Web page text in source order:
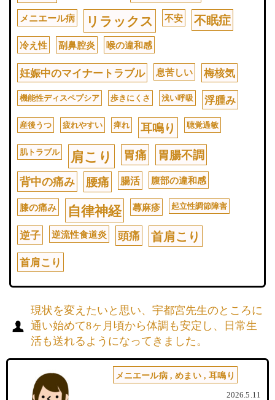
メニエール病 リラックス 不安 不眠症
冷え性 副鼻腔炎 喉の違和感
妊娠中のマイナートラブル 息苦しい 梅核気
機能性ディスペプシア 歩きにくさ 浅い呼吸 浮腫み
産後うつ 疲れやすい 痺れ 耳鳴り 聴覚過敏
肌トラブル 肩こり 胃痛 胃腸不調
背中の痛み 腰痛 腸活 腹部の違和感
膝の痛み 自律神経 蕁麻疹 起立性調節障害
逆子 逆流性食道炎 頭痛 首肩こり
首肩こり
現状を変えたいと思い、宇都宮先生のところに
通い始めて8ヶ月頃から体調も安定し、日常生
活も送れるようになってきました。
メニエール病,めまい,耳鳴り
2026.5.11